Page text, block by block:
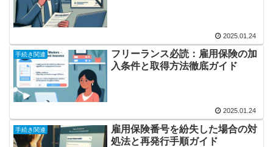
2025.01.24
手続き関連
フリーランス必読：雇用保険の加
入条件と取得方法徹底ガイド
2025.01.24
手続き関連
雇用保険番号を紛失した場合の対
処法と再発行手順ガイド